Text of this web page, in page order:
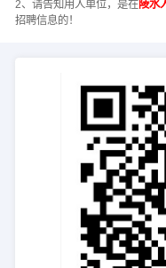
2、请告知用人单位，是在陵水
招聘信息的！